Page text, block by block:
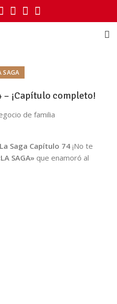
SAGA
– ¡Capítulo completo!
La Saga Capítulo 74 ¡No te
SAGA» que enamoró al